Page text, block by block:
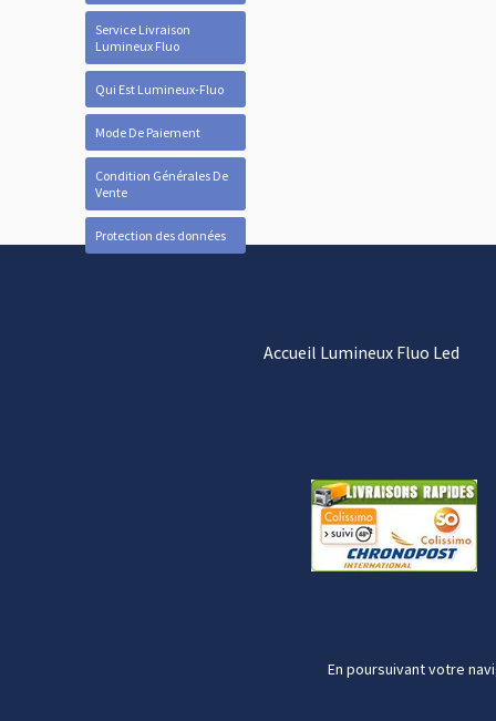
Service Livraison
Lumineux Fluo
Qui Est Lumineux-Fluo
Mode De Paiement
Condition Générales De
Vente
Protection des données
Accueil Lumineux Fluo Led
En poursuivant votre